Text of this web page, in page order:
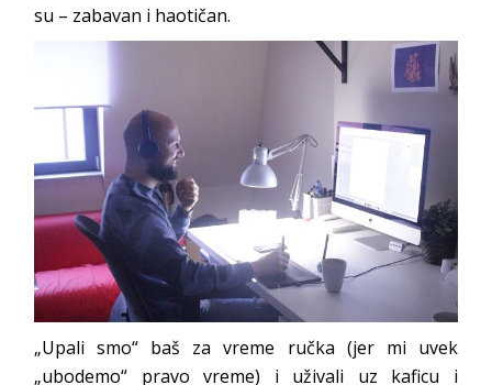
su – zabavan i haotičan.
„Upali smo“ baš za vreme ručka (jer mi uvek
„ubodemo“ pravo vreme) i uživali uz kaficu i